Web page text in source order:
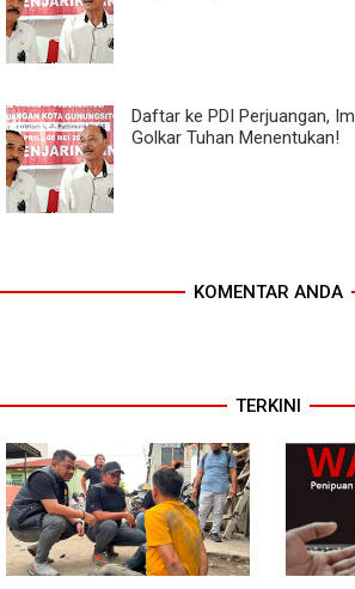
Daftar ke PDI Perjuangan,
Golkar Tuhan Menentukan!
KOMENTAR ANDA
TERKINI